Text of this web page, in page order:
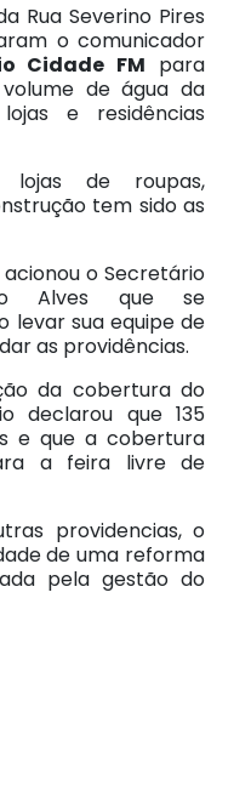
Rua Severino Pires
o comunicador
Cidade FM para
de água da
e residências
lojas de roupas,
tem sido as
o Secretário
Alves que se
levar sua equipe de
as providências.
da cobertura do
declarou que 135
e que a cobertura
a feira livre de
providencias, o
de uma reforma
pela gestão do